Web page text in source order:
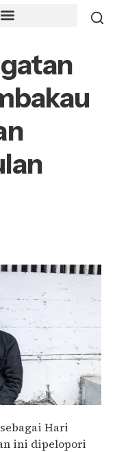
Hari
ini dipelopori